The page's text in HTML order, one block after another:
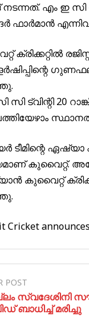
നടന്നത്. എം ഇ സി
ഫാർമാൻ
ക്രിക്കറ്റിൽ
ട്വിന്റി 20
ടീമിന്റെ
കുവൈറ്റ്.
കുവൈറ്റ്
Cricket
POST
സ്വദേശിനി
ബാധിച്ച് മരിച്ചു